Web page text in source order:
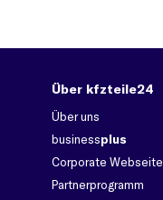
Über kfzteile24
Über uns
businessplus
Corporate Webseite
Partnerprogramm